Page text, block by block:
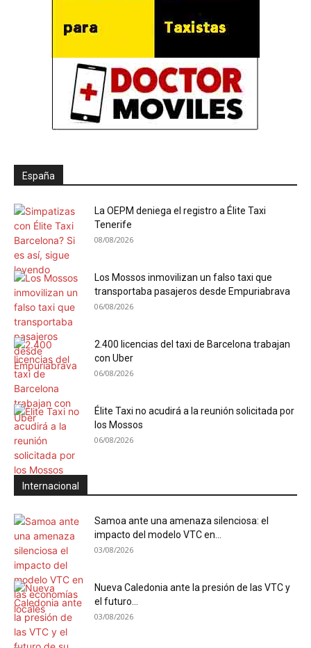
España
La OEPM deniega el registro a Élite Taxi
Tenerife
08/08/2026
Los Mossos inmovilizan un falso taxi que
transportaba pasajeros desde Empuriabrava
06/08/2026
2.400 licencias del taxi de Barcelona trabajan
con Uber
06/08/2026
Élite Taxi no acudirá a la reunión solicitada por
los Mossos
06/08/2026
Internacional
Samoa ante una amenaza silenciosa: el
impacto del modelo VTC en...
03/08/2026
Nueva Caledonia ante la presión de las VTC y
el futuro...
03/08/2026